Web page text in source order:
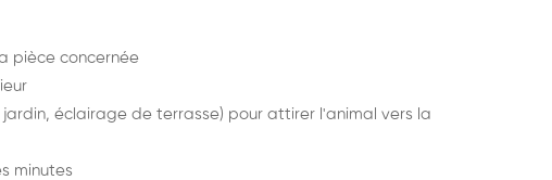
pièce concernée
éclairage de terrasse) pour attirer l'animal vers la
minutes